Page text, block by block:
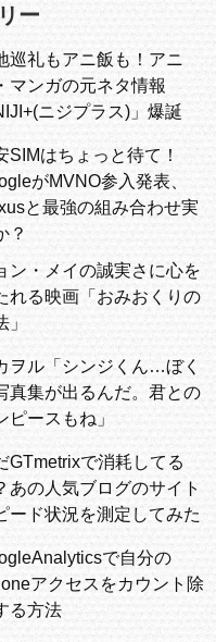
ー
巡礼もアニ飯も！アニ
マンガの元ネタ情報
ニジプラス)」爆誕
SIMはちょっと待て！
がMVNO参入発表、
と最強の組み合わせ実
？
ン・メイの誠実さに心を
れる映画「おみおくりの
」
ヲル「シンジくん…ぼく
真集が出るんだ。君との
ピースもね」
GTmetrixで消耗してる
あの人気ブログのサイト
ード状況を測定してみた
で自分の
アクセスをカウント除
る方法